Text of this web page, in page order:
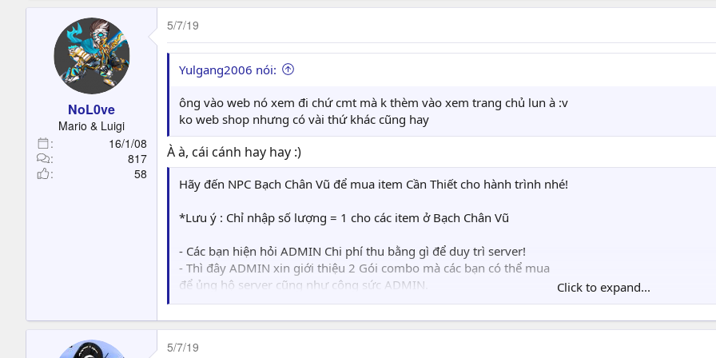
a
c
t
i
o
s
NoL0ve
Mario & Luigi
16/1/08
817
58
5/7/19
Yulgang2006 nói:
ông vào web nó xem đi chứ cmt mà k thèm vào xem trang chủ lun à :v
ko web shop nhưng có vài thứ khác cũng hay
À à, cái cánh hay hay :)
Hãy đến NPC Bạch Chân Vũ để mua item Cần Thiết cho hành trình nhé!
*Lưu ý : Chỉ nhập số lượng = 1 cho các item ở Bạch Chân Vũ
- Các bạn hiện hỏi ADMIN Chi phí thu bằng gì để duy trì server!
- Thì đây ADMIN xin giới thiệu 2 Gói combo mà các bạn có thể mua
để ủng hộ server cũng như công sức ADMIN.
*Nếu cảm thấy quá mắc ( hút máu ) hoặc Gói combo ko phù hợp , Hãy inbox để ADMIN xem
Gói Chí Tôn
Click to expand...
5/7/19